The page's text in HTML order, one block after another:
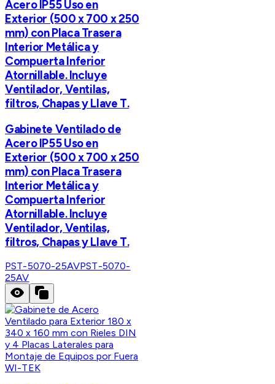
Acero IP55 Uso en
Exterior (500 x 700 x 250
mm) con Placa Trasera
Interior Metálica y
Compuerta Inferior
Atornillable. Incluye
Ventilador, Ventilas,
filtros, Chapas y Llave T.
Gabinete Ventilado de
Acero IP55 Uso en
Exterior (500 x 700 x 250
mm) con Placa Trasera
Interior Metálica y
Compuerta Inferior
Atornillable. Incluye
Ventilador, Ventilas,
filtros, Chapas y Llave T.
PST-5070-25AVPST-5070-
25AV
WI-TEK